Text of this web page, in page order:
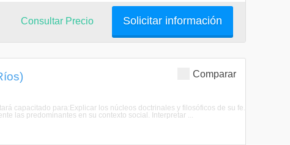
Solicitar información
Consultar Precio
Comparar
capacitado para:Explicar los núcleos doctrinales y filosóficos de su fe.
las predominantes en su contexto social. Interpretar ...